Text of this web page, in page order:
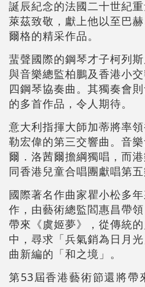
誕辰紀念的法國二十世紀
萊茲致敬，獻上他以至巴
爾格的精采作品。
蜚聲國際的鋼琴才子柯列
與音樂總監柏鵬及香港小
四鋼琴協奏曲。其獨奏會
的多首作品，令人期待。
意大利指揮大師加蒂將率
勒宏偉的第三交響曲。音
爾．洛茜爾擔綱獨唱，而
同香港兒童合唱團獻唱第五
國際著名作曲家瞿小松多
作，由藝術總監閻惠昌帶
帶來《虞姬夢》，從傳統
中，尋求「兵氣銷為日月
曲新編的「和之境」。
第53屆香港藝術節還將帶